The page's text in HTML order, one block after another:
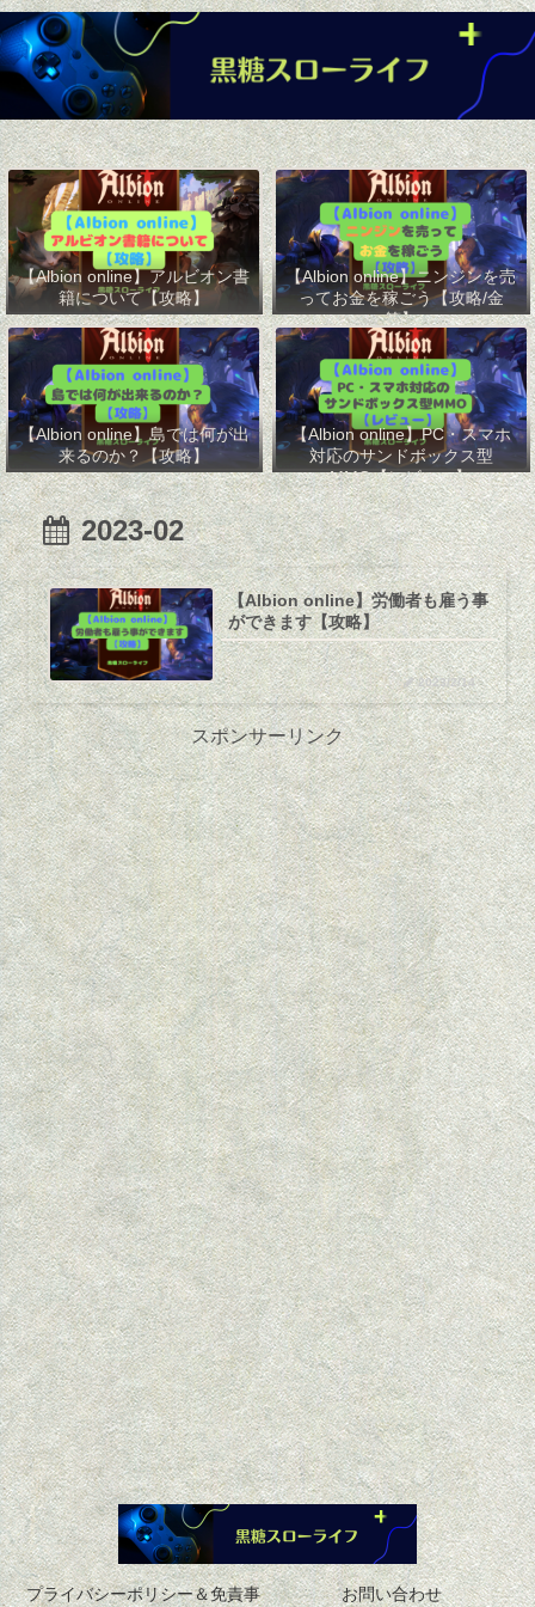
【Albion online】アルビオン書
籍について【攻略】
【Albion online】ニンジンを売
ってお金を稼ごう【攻略/金
策】
【Albion online】島では何が出
来るのか？【攻略】
【Albion online】PC・スマホ
対応のサンドボックス型
MMO【レビュー】
2023-02
【Albion online】労働者も雇う事
ができます【攻略】
2023/2/14
スポンサーリンク
プライバシーポリシー＆免責事 お問い合わせ